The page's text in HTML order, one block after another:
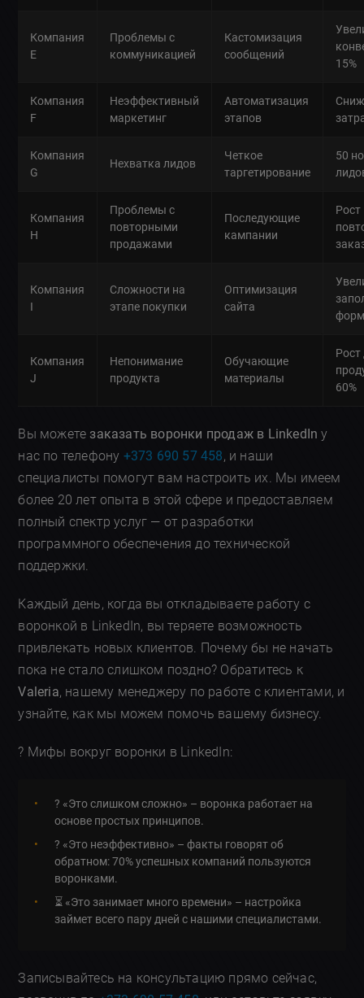
Компания
E
Проблемы с
коммуникацией
Кастомизация
сообщений
15%
Компания
F
Неэффективный
маркетинг
Автоматизация
этапов
Компания
G
Нехватка лидов
Четкое
таргетирование
50
Компания
H
Проблемы с
повторными
продажами
Последующие
кампании
Рост
Компания
I
Сложности на
этапе покупки
Оптимизация
сайта
Компания
J
Непонимание
продукта
Обучающие
материалы
Рост
60%
Вы можете заказать воронки продаж в LinkedIn у
нас по телефону +373 690 57 458, и наши
специалисты помогут вам настроить их. Мы имеем
более 20 лет опыта в этой сфере и предоставляем
полный спектр услуг — от разработки
программного обеспечения до технической
поддержки.
Каждый день, когда вы откладываете работу с
воронкой в LinkedIn, вы теряете возможность
привлекать новых клиентов. Почему бы не начать
пока не стало слишком поздно? Обратитесь к
Valeria, нашему менеджеру по работе с клиентами, и
узнайте, как мы можем помочь вашему бизнесу.
? Мифы вокруг воронки в LinkedIn:
? «Это слишком сложно» – воронка работает на
основе простых принципов.
? «Это неэффективно» – факты говорят об
обратном: 70% успешных компаний пользуются
воронками.
⏳ «Это занимает много времени» – настройка
займет всего пару дней с нашими специалистами.
Записывайтесь на консультацию прямо сейчас,